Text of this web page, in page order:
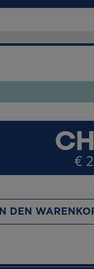
€
IN DEN